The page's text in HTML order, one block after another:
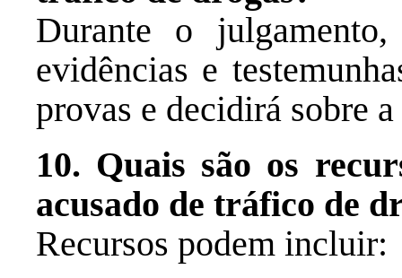
Durante o julgamento,
evidências e
provas e decidirá sobre
10. Quais são os
acusado de tráfico de
Recursos podem incluir: